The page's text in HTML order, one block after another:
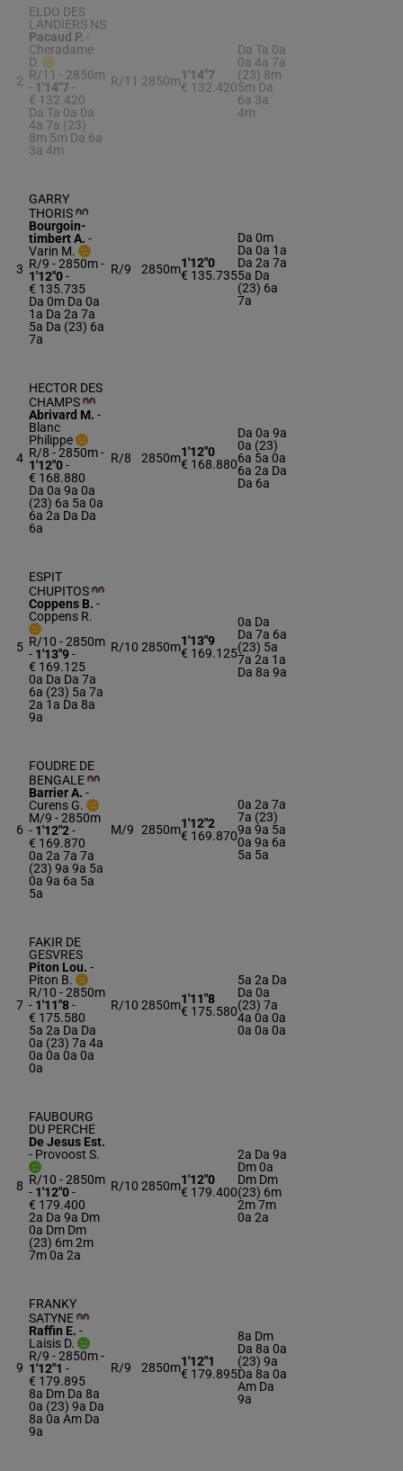
2
ELDO DES
LANDIERS NS
Pacaud P. -
Cheradame
D.
R/11 - 2850m
- 1'14"7 -
€ 132.420
Da Ta 0a 0a
4a 7a (23)
8m 5m Da 6a
3a 4m
R/11 2850m1'14"7
€ 132.420
Da Ta 0a
0a 4a 7a
(23) 8m
5m Da
6a 3a
4m
3
GARRY
THORIS
Bourgoin-
timbert A. -
Varin M.
R/9 - 2850m-
1'12"0-
€ 135.735
Da 0m Da 0a
1a Da 2a 7a
5a Da (23) 6a
7a
R/9 2850m1'12"0
€ 135.735
Da 0m
Da 0a 1a
Da 2a 7a
5a Da
(23) 6a
7a
4
HECTOR DES
CHAMPS
Abrivard M. -
Blanc
Philippe
R/8 - 2850m-
1'12"0-
€ 168.880
Da 0a 9a 0a
(23) 6a 5a 0a
6a 2a Da Da
6a
R/8 2850m1'12"0
€ 168.880
Da 0a 9a
0a (23)
6a 5a 0a
6a 2a Da
Da 6a
5
ESPIT
CHUPITOS
Coppens B. -
Coppens R.
R/10 - 2850m
- 1'13"9-
€ 169.125
0a Da Da 7a
6a (23) 5a 7a
2a 1a Da 8a
9a
R/10 2850m1'13"9
€ 169.125
0a Da
Da 7a 6a
(23) 5a
7a 2a 1a
Da 8a 9a
6
FOUDRE DE
BENGALE
Barrier A. -
Curens G.
M/9 - 2850m
- 1'12"2-
€ 169.870
0a 2a 7a 7a
(23) 9a 9a 5a
0a 9a 6a 5a
5a
M/9 2850m1'12"2
€ 169.870
0a 2a 7a
7a (23)
9a 9a 5a
0a 9a 6a
5a 5a
7
FAKIR DE
GESVRES
Piton Lou. -
Piton B.
R/10 - 2850m
- 1'11"8-
€ 175.580
5a 2a Da Da
0a (23) 7a 4a
0a 0a 0a 0a
0a
R/10 2850m1'11"8
€ 175.580
5a 2a Da
Da 0a
(23) 7a
4a 0a 0a
0a 0a 0a
8
FAUBOURG
DU PERCHE
De Jesus Est.
- Provoost S.
R/10 - 2850m
- 1'12"0-
€ 179.400
2a Da 9a Dm
0a Dm Dm
(23) 6m 2m
7m 0a 2a
R/10 2850m1'12"0
€ 179.400
2a Da 9a
Dm 0a
Dm Dm
(23) 6m
2m 7m
0a 2a
9
FRANKY
SATYNE
Raffin E. -
Laisis D.
R/9 - 2850m-
1'12"1 -
€ 179.895
8a Dm Da 8a
0a (23) 9a Da
8a 0a Am Da
9a
R/9 2850m1'12"1
€ 179.895
8a Dm
Da 8a 0a
(23) 9a
Da 8a 0a
Am Da
9a